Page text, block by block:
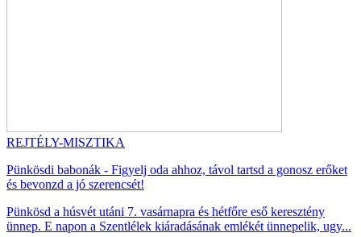
REJTÉLY-MISZTIKA
Pünkösdi babonák - Figyelj oda ahhoz, távol tartsd a gonosz erőket
és bevonzd a jó szerencsét!
Pünkösd a húsvét utáni 7. vasárnapra és hétfőre eső keresztény
ünnep. E napon a Szentlélek kiáradásának emlékét ünnepelik, ugy...